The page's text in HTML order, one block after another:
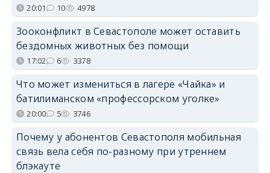
20:01 10 4978
Зооконфликт в Севастополе может оставить
бездомных животных без помощи
17:02 6 3378
Что может измениться в лагере «Чайка» и
батилиманском «профессорском уголке»
20:00 5 3746
Почему у абонентов Севастополя мобильная
связь вела себя по-разному при утреннем
блэкауте